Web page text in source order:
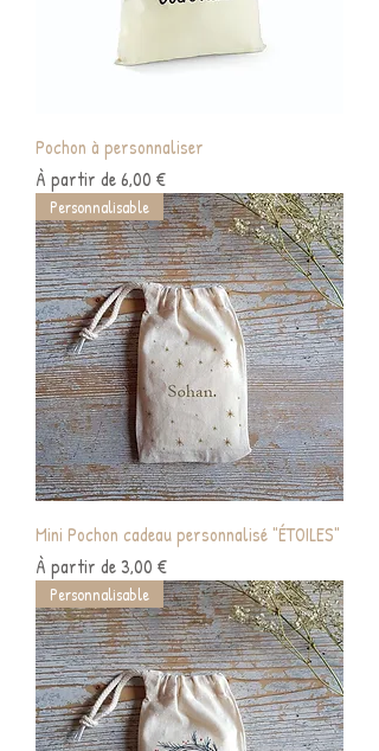
Pochon à personnaliser
À partir de6,00 €
Prix promotionnel
Personnalisable
Mini Pochon cadeau personnalisé "ÉTOILES"
À partir de 3,00 €
Prix promotionnel
Personnalisable